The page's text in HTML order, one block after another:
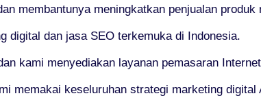
membantunya meningkatkan penjualan produk
digital dan jasa SEO terkemuka di Indonesia.
kami menyediakan layanan pemasaran
memakai keseluruhan strategi marketing digital